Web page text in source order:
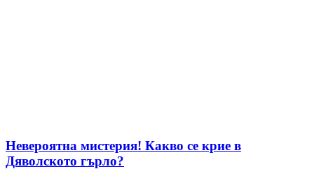
Невероятна мистерия! Какво се крие в
Дяволското гърло?